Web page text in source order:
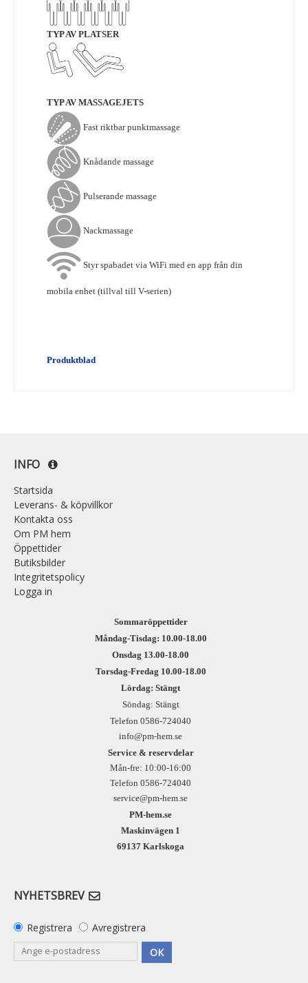
TYP AV PLATSER
TYP AV MASSAGEJETS
Fast riktbar punktmassage
Knådande massage
Pulserande massage
Nackmassage
Styr spabadet via WiFi med en app från din
mobila enhet (tillval till V-serien)
Produktblad
INFO
Startsida
Leverans- & köpvillkor
Kontakta oss
Om PM hem
Öppettider
Butiksbilder
Integritetspolicy
Logga in
Sommaröppettider
Måndag-Tisdag: 10.00-18.00
Onsdag 13.00-18.00
Torsdag-Fredag 10.00-18.00
Lördag: Stängt
Söndag: Stängt
Telefon 0586-724040
info@pm-hem.se
Service & reservdelar
Mån-fre: 10:00-16:00
Telefon 0586-724040
service@pm-hem.se
PM-hem.se
Maskinvägen 1
69137 Karlskoga
NYHETSBREV
Registrera
Avregistrera
OK